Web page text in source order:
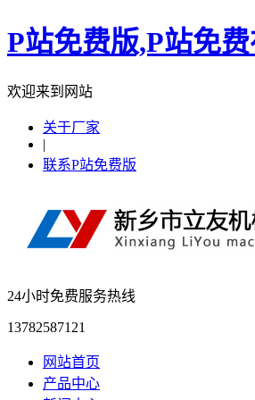
P站免费版,P站免
欢迎来到网站
关于厂家
|
联系P站免费版
24小时免费服务热线
13782587121
网站首页
产品中心